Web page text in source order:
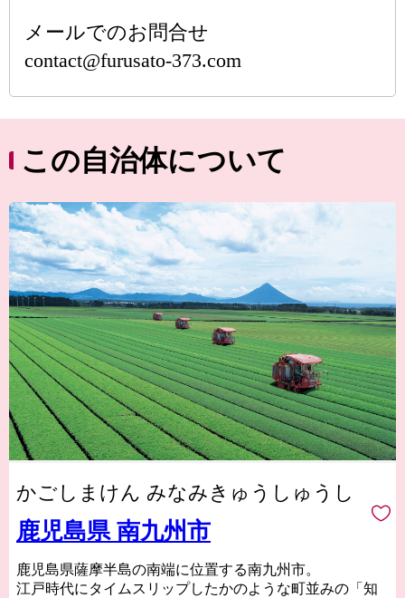
メールでのお問合せ
contact@furusato-373.com
この自治体について
かごしまけん みなみきゅうしゅうし
鹿児島県 南九州市
鹿児島県薩摩半島の南端に位置する南九州市。
江戸時代にタイムスリップしたかのような町並みの「知